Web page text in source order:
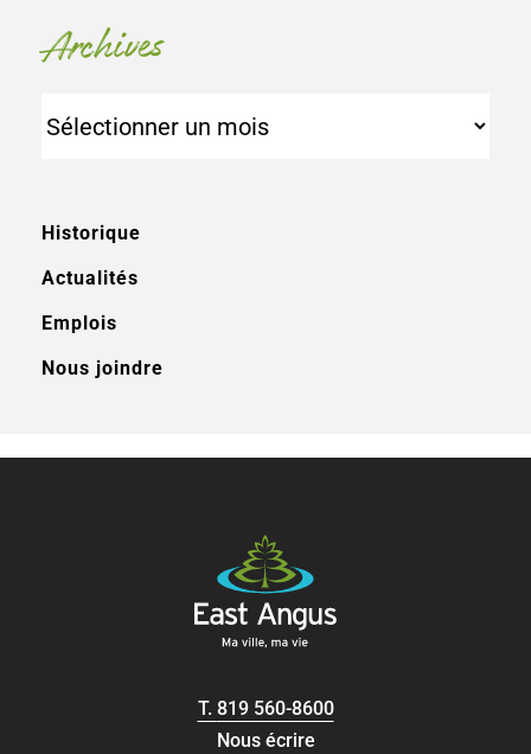
Archives
Historique
Actualités
Emplois
Nous joindre
T. 819 560-8600
Nous écrire